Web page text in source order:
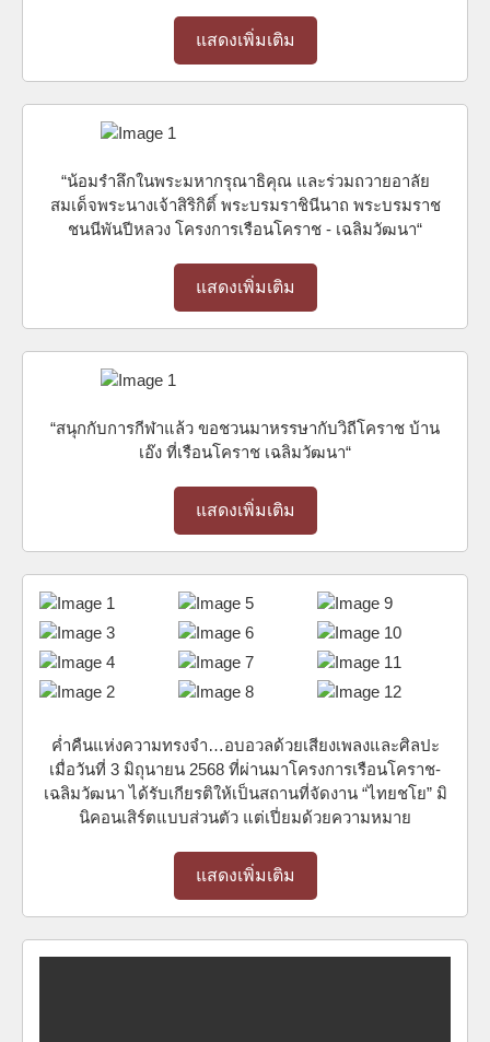
แสดงเพิ่มเติม
“น้อมรำลึกในพระมหากรุณาธิคุณ และร่วมถวายอาลัย
สมเด็จพระนางเจ้าสิริกิติ์ พระบรมราชินีนาถ พระบรมราช
ชนนีพันปีหลวง โครงการเรือนโคราช - เฉลิมวัฒนา“
แสดงเพิ่มเติม
“สนุกกับการกีฬาแล้ว ขอชวนมาหรรษากับวิถีโคราช บ้าน
เอ๊ง ที่เรือนโคราช เฉลิมวัฒนา“
แสดงเพิ่มเติม
ค่ำคืนแห่งความทรงจำ…อบอวลด้วยเสียงเพลงและศิลปะ
เมื่อวันที่ 3 มิถุนายน 2568 ที่ผ่านมาโครงการเรือนโคราช-
เฉลิมวัฒนา ได้รับเกียรติให้เป็นสถานที่จัดงาน “ไทยชโย” มิ
นิคอนเสิร์ตแบบส่วนตัว แต่เปี่ยมด้วยความหมาย
แสดงเพิ่มเติม